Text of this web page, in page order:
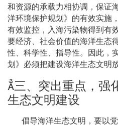
和资源的承载力相协调，保证
洋环境保护规划》的有效实施
有效监控，入海污染物得到有
要经济、社会价值的海洋生态
性、科学性、指导性。因此，
划》必须把建设海洋生态文明
三、突出重点，强
生态文明建设
倡导海洋生态文明，要以